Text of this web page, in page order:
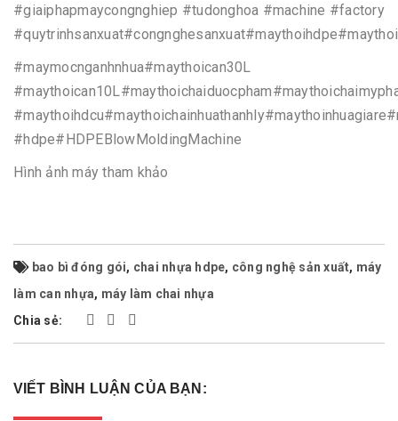
#giaiphapmaycongnghiep #tudonghoa #machine #factory
#maymocnganhnhua#maythoican30L
#hdpe#HDPEBlowMoldingMachine
Hình ảnh máy tham khảo
bao bì đóng gói, chai nhựa hdpe, công nghệ sản xuất, máy
làm can nhựa, máy làm chai nhựa
Chia sẻ:
VIẾT BÌNH LUẬN CỦA BẠN: